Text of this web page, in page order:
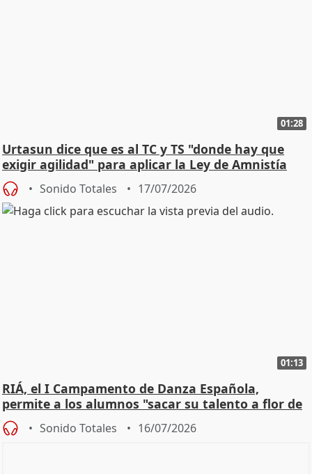
01:28
Urtasun dice que es al TC y TS "donde hay que
exigir agilidad" para aplicar la Ley de Amnistía
Sonido Totales 17/07/2026
01:13
RIÁ, el I Campamento de Danza Española,
permite a los alumnos "sacar su talento a flor de
piel"
Sonido Totales 16/07/2026